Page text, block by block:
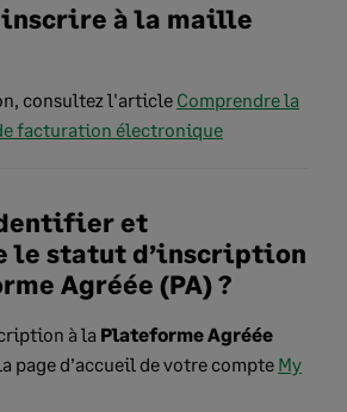
à la maille
consultez l'article Comprendre la
facturation électronique
et
le statut d’inscription
Agréée (PA) ?
à la Plateforme Agréée
page d’accueil de votre compte My